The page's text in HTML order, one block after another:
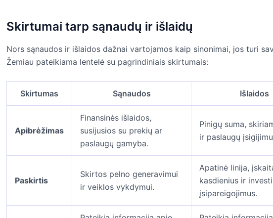
Skirtumai tarp sąnaudų ir išlaidų
Nors sąnaudos ir išlaidos dažnai vartojamos kaip sinonimai, jos turi
Žemiau pateikiama lentelė su pagrindiniais skirtumais:
Skirtumas Sąnaudos Išlaidos
Apibrėžimas
Finansinės išlaidos,
susijusios su prekių ar
paslaugų gamyba.
Pinigų suma,
ir paslaugų
Paskirtis
Skirtos pelno generavimui
ir veiklos vykdymui.
Apatinė linija,
kasdienius ir
įsipareigojimus.